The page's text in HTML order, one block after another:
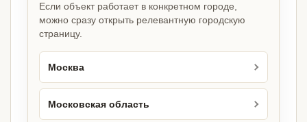
Если объект работает в конкретном городе,
можно сразу открыть релевантную городскую
страницу.
Москва
Московская область